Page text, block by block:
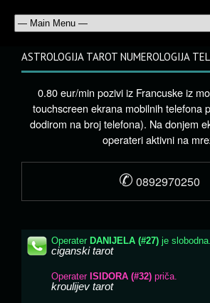
ASTROLOGIJA TAROT NUMEROLOGIJA
0.80 eur/min pozivi iz Francuske iz
touchscreen ekrana mobilnih telefona
dodirom na broj telefona). Na donjem
operateri aktivni na
✆ 0892970250